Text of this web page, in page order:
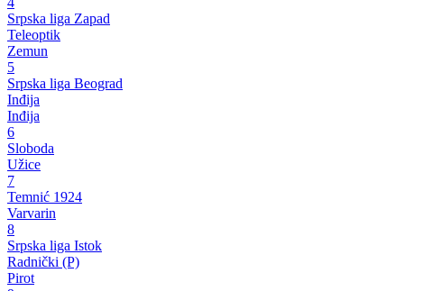
Srpska liga Zapad
Teleoptik
Zemun
5
Srpska liga Beograd
Inđija
Inđija
6
Sloboda
Užice
7
Temnić 1924
Varvarin
8
Srpska liga Istok
Radnički (P)
Pirot